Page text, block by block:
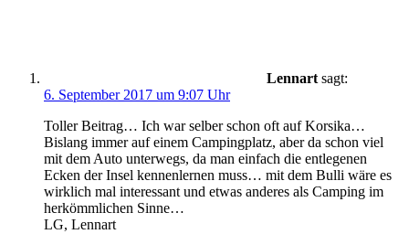
Lennart sagt:
6. September 2017 um 9:07 Uhr
Toller Beitrag… Ich war selber schon oft auf Korsika…
Bislang immer auf einem Campingplatz, aber da schon viel
mit dem Auto unterwegs, da man einfach die entlegenen
Ecken der Insel kennenlernen muss… mit dem Bulli wäre es
wirklich mal interessant und etwas anderes als Camping im
herkömmlichen Sinne…
LG, Lennart